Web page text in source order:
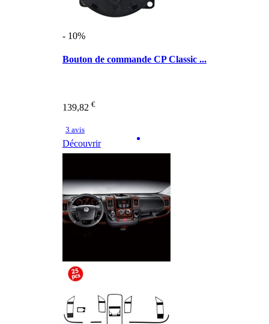
- 10%
Bouton de commande CP Classic ...
139,82 €
3 avis
Découvrir